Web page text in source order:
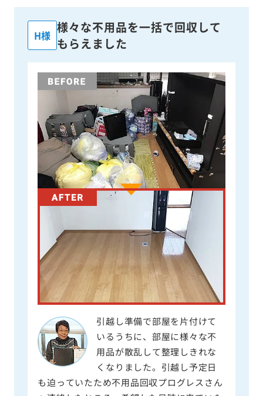
H様
様々な不用品を一括で回収して
もらえました
引越し準備で部屋を片付けて
いるうちに、部屋に様々な不
用品が散乱して整理しきれな
くなりました。引越し予定日
も迫っていたため不用品回収プログレスさん